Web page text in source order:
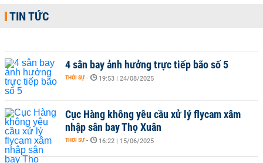
TIN TỨC
4 sân bay ảnh hưởng trực tiếp bão số 5
THỜI SỰ - 19:53 | 24/08/2025
Cục Hàng không yêu cầu xử lý flycam xâm
nhập sân bay Thọ Xuân
THỜI SỰ - 16:22 | 15/06/2025